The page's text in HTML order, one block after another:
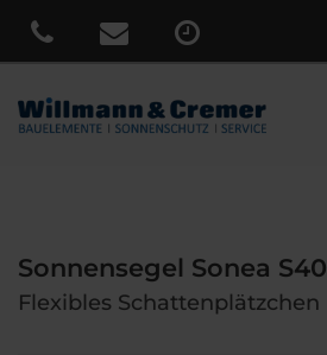
Sonnensegel Sonea S40
Flexibles Schattenplätzchen